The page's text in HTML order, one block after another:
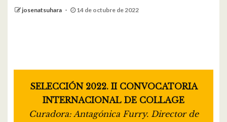
josenatsuhara 14 de octubre de 2022
SELECCIÓN 2022. II CONVOCATORIA
INTERNACIONAL DE COLLAGE
Curadora: Antagónica Furry. Director de